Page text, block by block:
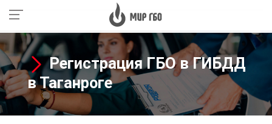
Регистрация ГБО в ГИБДД
в Таганроге